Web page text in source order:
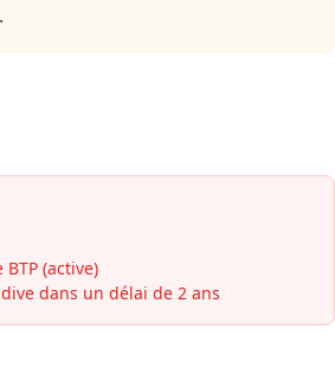
(active)
dans un délai de 2 ans